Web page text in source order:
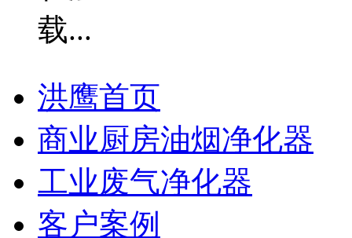
洪鹰首页
商业厨房油烟净化器
工业废气净化器
客户案例